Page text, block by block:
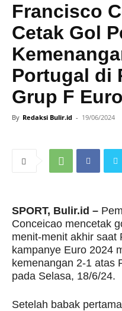
Francisco
Cetak Gol
Portugal di
Grup F
By Redaksi Bulir.id - 19/06/2024
SPORT, Bulir.id –
Conceicao mencetak
menit-menit akhir saat
kampanye Euro 2024
kemenangan 2-1 atas
pada Selasa, 18/6/24.
Setelah babak